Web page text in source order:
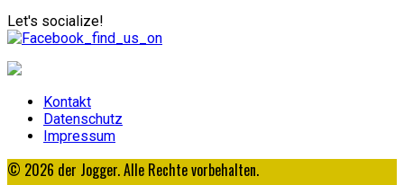
Let's socialize!
Kontakt
Datenschutz
Impressum
© 2026 der Jogger. Alle Rechte vorbehalten.